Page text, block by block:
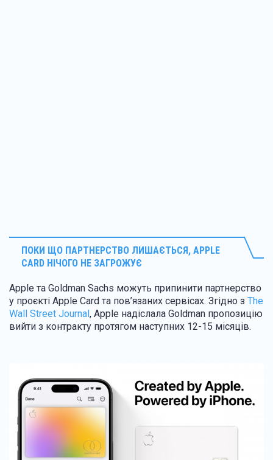
ПОКИ ЩО ПАРТНЕРСТВО ЛИШАЄТЬСЯ, APPLE
CARD НІЧОГО НЕ ЗАГРОЖУЄ
Apple та Goldman Sachs можуть припинити партнерство
у проєкті Apple Card та пов’язаних сервісах. Згідно з The
Wall Street Journal, Apple надіслала Goldman пропозицію
вийти з контракту протягом наступних 12-15 місяців.